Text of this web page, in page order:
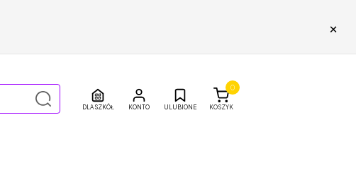
×
DLA SZKÓŁ ULUBIONE KOSZYK
0